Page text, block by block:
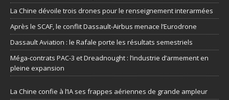
La Chine dévoile trois drones pour le renseignement interarmées
Après le SCAF, le conflit Dassault-Airbus menace l’Eurodrone
Dassault Aviation : le Rafale porte les résultats semestriels
Méga-contrats PAC-3 et Dreadnought : l’industrie d’armement en
pleine expansion
La Chine confie à l’IA ses frappes aériennes de grande ampleur